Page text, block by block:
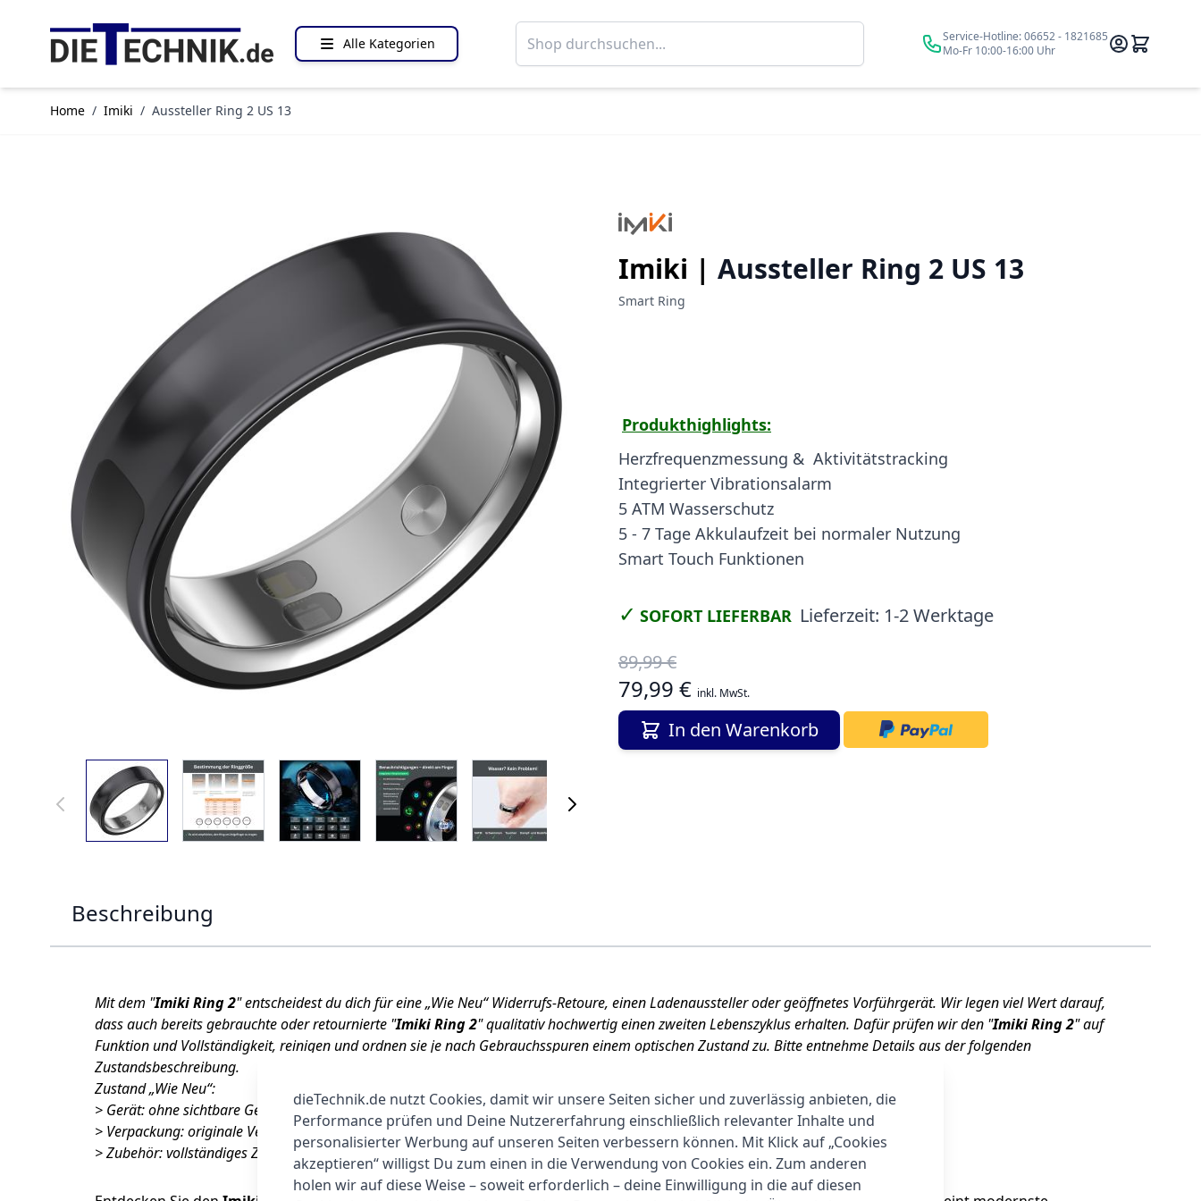
Alle Kategorien
Suche Service-Hotline:06652 - 1821685
Mo-Fr 10:00-16:00 Uhr
Home / Imiki / Aussteller Ring 2 US 13
Imiki | Aussteller Ring 2 US 13
Smart Ring
View larger imageView larger imageView larger imageView larger imageView larger image
Produkthighlights:
Herzfrequenzmessung & Aktivitätstracking
Integrierter Vibrationsalarm
5 ATM Wasserschutz
5 - 7 Tage Akkulaufzeit bei normaler Nutzung
Smart Touch Funktionen
✓ SOFORT LIEFERBAR Lieferzeit: 1-2 Werktage
89,99 €
79,99 € inkl. MwSt.
In den Warenkorb
Beschreibung
Mit dem "Imiki Ring 2" entscheidest du dich für eine „Wie Neu“ Widerrufs-Retoure, einen Ladenaussteller oder geöffnetes Vorführgerät. Wir legen viel Wert darauf,
dass auch bereits gebrauchte oder retournierte "Imiki Ring 2" qualitativ hochwertig einen zweiten Lebenszyklus erhalten. Dafür prüfen wir den "Imiki Ring 2" auf
Funktion und Vollständigkeit, reinigen und ordnen sie je nach Gebrauchsspuren einem optischen Zustand zu. Bitte entnehme Details aus der folgenden
Zustandsbeschreibung.
Zustand „Wie Neu“:
> Gerät: ohne sichtbare Gebrauchsspuren
> Verpackung: originale Verpackung kann leichte Transportspuren aufweisen, ist frei von Klebern
> Zubehör: vollständiges Zubehör, Kabel neu aufgewickelt, Bedienungsanleitung & Schutzfolien können fehlen
dieTechnik.de nutzt Cookies, damit wir unsere Seiten sicher und zuverlässig anbieten, die
Performance prüfen und Deine Nutzererfahrung einschließlich relevanter Inhalte und
personalisierter Werbung auf unseren Seiten verbessern können. Mit Klick auf „Cookies
akzeptieren“ willigst Du zum einen in die Verwendung von Cookies ein. Zum anderen
holen wir auf diese Weise – soweit erforderlich – deine Einwilligung in die auf diesen